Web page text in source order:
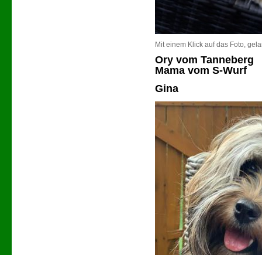
Mit einem Klick auf das Foto,
Ory vom Tanneberg
Mama vom S-Wurf
Gina